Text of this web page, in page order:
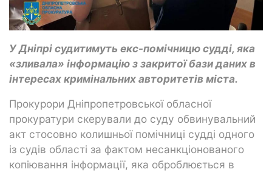
У Дніпрі судитимуть екс-помічницю судді, яка
«зливала» інформацію з закритої бази даних в
інтересах кримінальних авторитетів міста.
Прокурори Дніпропетровської обласної
прокуратури скерували до суду обвинувальний
акт стосовно колишньої помічниці судді одного
із судів області за фактом несанкціонованого
копіювання інформації, яка оброблюється в